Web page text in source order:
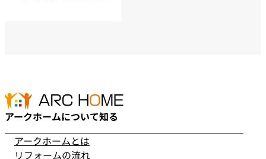
アークホームについて知る
アークホームとは
リフォームの流れ